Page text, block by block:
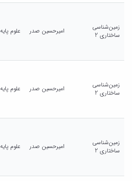
زمین‌شناسی
ساختاری 2
امیرحسین صدر علوم پایه
زمین‌شناسی
ساختاری 2
امیرحسین صدر علوم پایه
زمین‌شناسی
ساختاری 2
امیرحسین صدر علوم پایه